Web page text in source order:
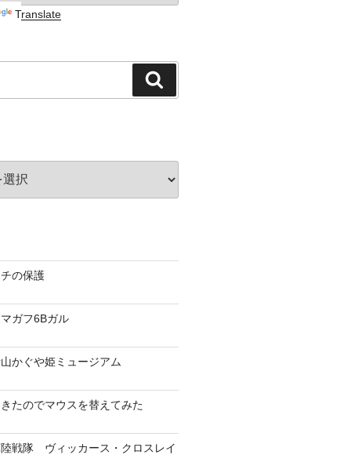
Translate
索
の保護
ガフ6Bガル
かぐや姫ミュージアム
たのでマウスを替えてみた
戦隊 ヴィッカース・クロスレイ